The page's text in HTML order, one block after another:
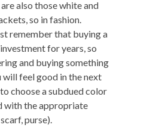
also those white and
so in fashion.
remember that buying a
for years, so
and buying something
will feel good in the next
choose a subdued color
with the appropriate
purse).